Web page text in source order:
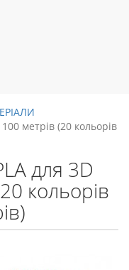
метрів (20 кольорів
для 3D
кольорів